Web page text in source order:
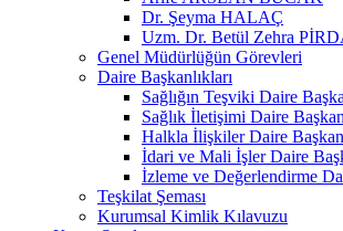
Dr. Şeyma HALAÇ
Uzm. Dr. Betül Zehra
Genel Müdürlüğün Görevleri
Daire Başkanlıkları
Sağlığın Teşviki Daire
Sağlık İletişimi Daire
Halkla İlişkiler Daire
İdari ve Mali İşler Daire
İzleme ve Değerlendirme
Teşkilat Şeması
Kurumsal Kimlik Kılavuzu